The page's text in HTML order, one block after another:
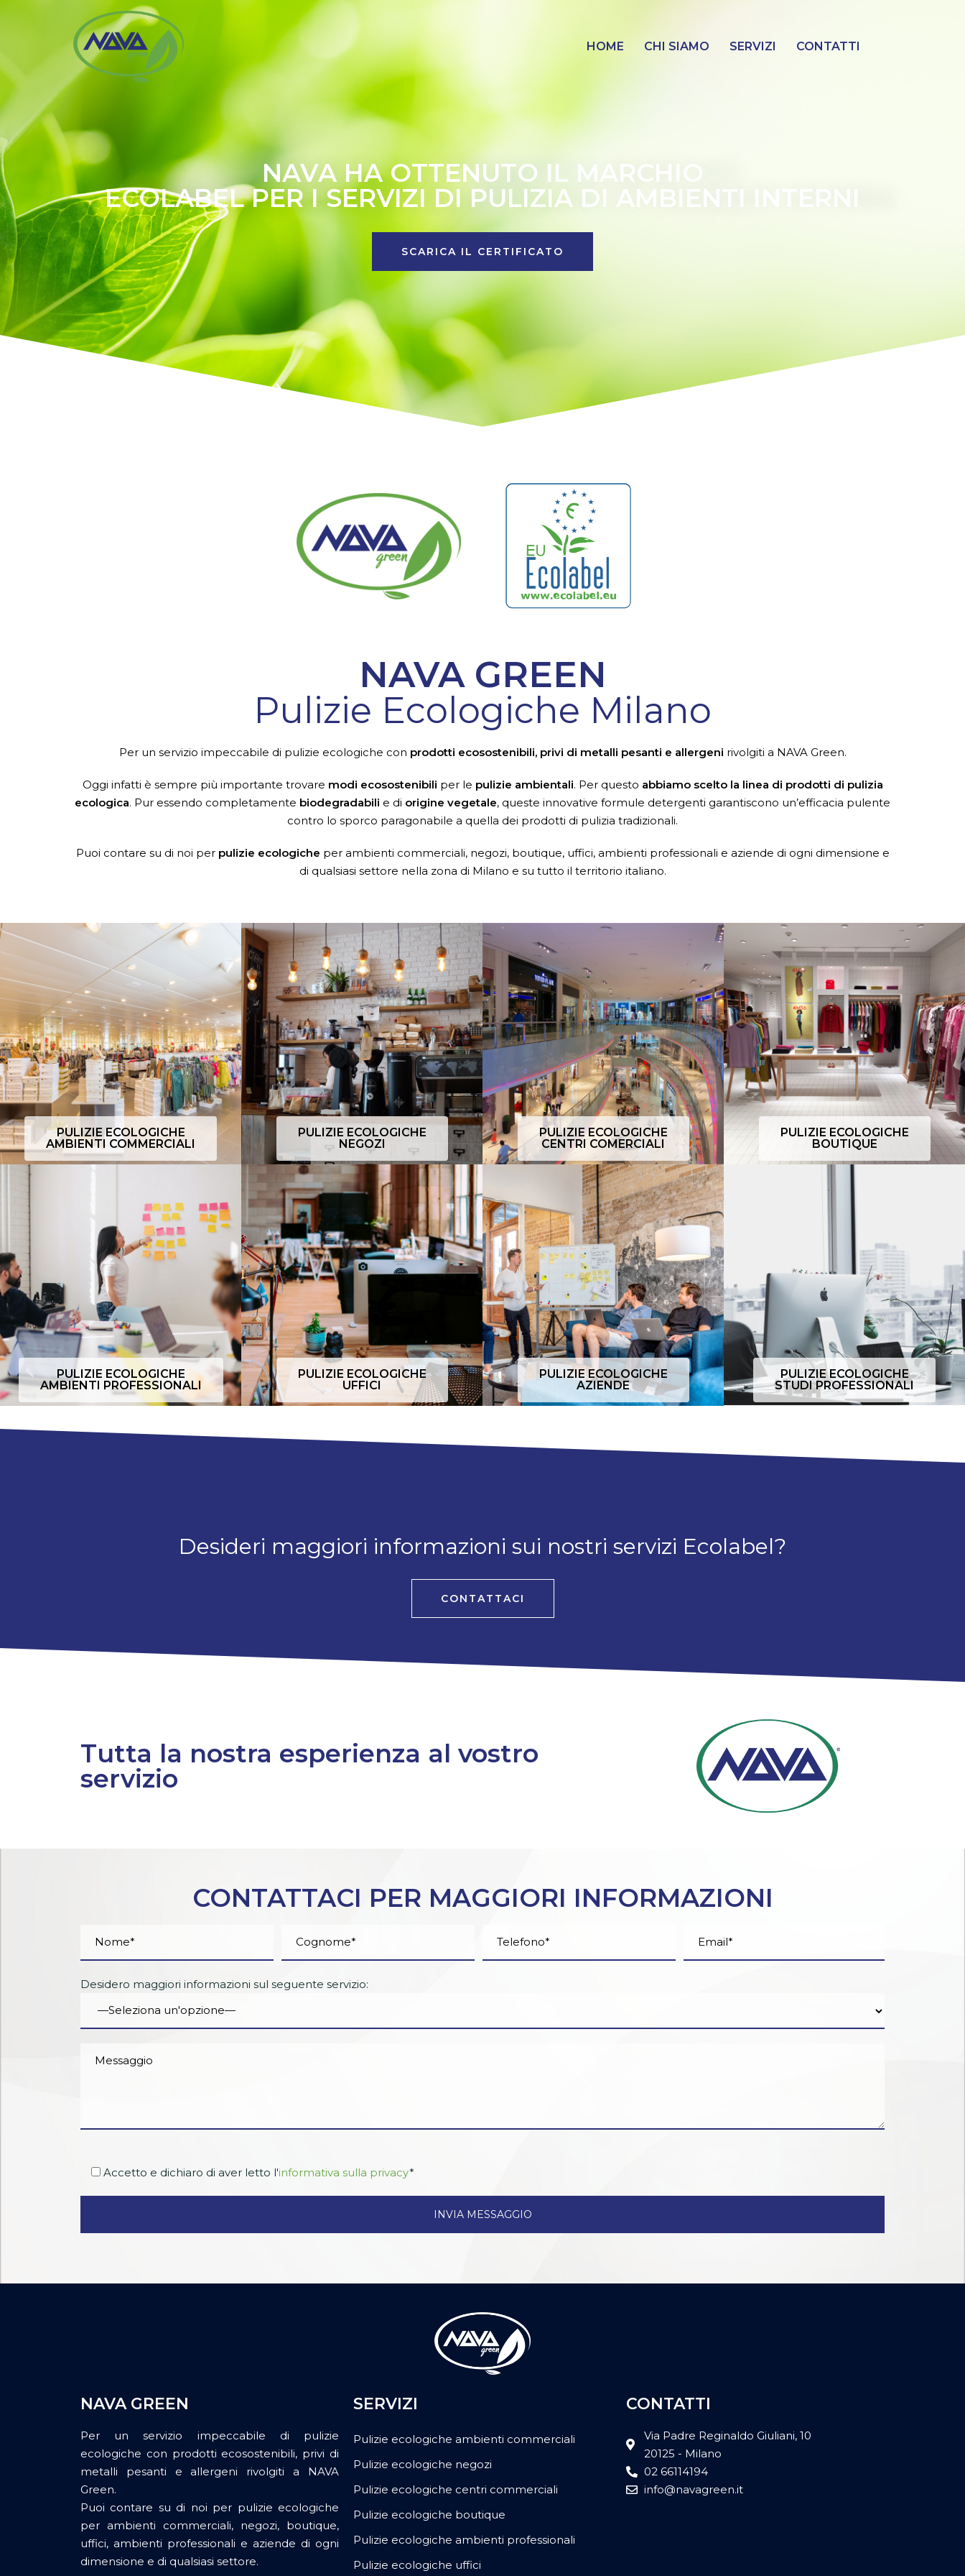
HOME CHI SIAMO SERVIZI CONTATTI
NAVA HA OTTENUTO IL MARCHIO
ECOLABEL PER I SERVIZI DI PULIZIA DI AMBIENTI INTERNI
SCARICA IL CERTIFICATO
NAVA GREEN
Pulizie Ecologiche Milano
Per un servizio impeccabile di pulizie ecologiche con prodotti ecosostenibili, privi di metalli pesanti e allergeni rivolgiti a NAVA Green.
Oggi infatti è sempre più importante trovare modi ecosostenibili per le pulizie ambientali. Per questo abbiamo scelto la linea di prodotti di pulizia
ecologica. Pur essendo completamente biodegradabili e di origine vegetale, queste innovative formule detergenti garantiscono un’efficacia pulente
contro lo sporco paragonabile a quella dei prodotti di pulizia tradizionali.
Puoi contare su di noi per pulizie ecologiche per ambienti commerciali, negozi, boutique, uffici, ambienti professionali e aziende di ogni dimensione e
di qualsiasi settore nella zona di Milano e su tutto il territorio italiano.
PULIZIE ECOLOGICHE
AMBIENTI COMMERCIALI
PULIZIE ECOLOGICHE
NEGOZI
PULIZIE ECOLOGICHE
CENTRI COMERCIALI
PULIZIE ECOLOGICHE
BOUTIQUE
PULIZIE ECOLOGICHE
AMBIENTI PROFESSIONALI
PULIZIE ECOLOGICHE
UFFICI
PULIZIE ECOLOGICHE
AZIENDE
PULIZIE ECOLOGICHE
STUDI PROFESSIONALI
Desideri maggiori informazioni sui nostri servizi Ecolabel?
CONTATTACI
Tutta la nostra esperienza al vostro
servizio
CONTATTACI PER MAGGIORI INFORMAZIONI
Desidero maggiori informazioni sul seguente servizio:
Accetto e dichiaro di aver letto l'informativa sulla privacy*
NAVA GREEN
Per un servizio impeccabile di pulizie
ecologiche con prodotti ecosostenibili, privi di
metalli pesanti e allergeni rivolgiti a NAVA
Green.
Puoi contare su di noi per pulizie ecologiche
per ambienti commerciali, negozi, boutique,
uffici, ambienti professionali e aziende di ogni
dimensione e di qualsiasi settore.
SERVIZI
Pulizie ecologiche ambienti commerciali
Pulizie ecologiche negozi
Pulizie ecologiche centri commerciali
Pulizie ecologiche boutique
Pulizie ecologiche ambienti professionali
Pulizie ecologiche uffici
CONTATTI
Via Padre Reginaldo Giuliani, 10
20125 - Milano
02 66114194
info@navagreen.it